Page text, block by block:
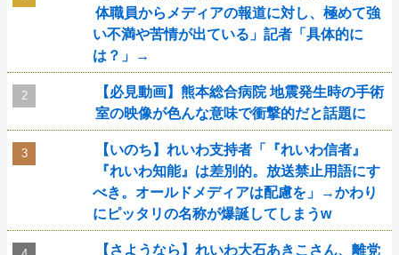
体職員からメディアの報道に対し、極めて強
い不満や苦情が出ている」記者「具体的に
は？」→
【必見動画】熊本総合病院 地震発生時の手術
室の映像が色んな意味で衝撃的だと話題に
【いのち】れいわ支持者「『れいわ信者』
『れいわ知能』は差別的。放送禁止用語にす
べき。オールドメディアは配慮を」→かわり
にピッタリの名称が爆誕してしまうw
【さようなら】れいわ大石あきこさん、離党